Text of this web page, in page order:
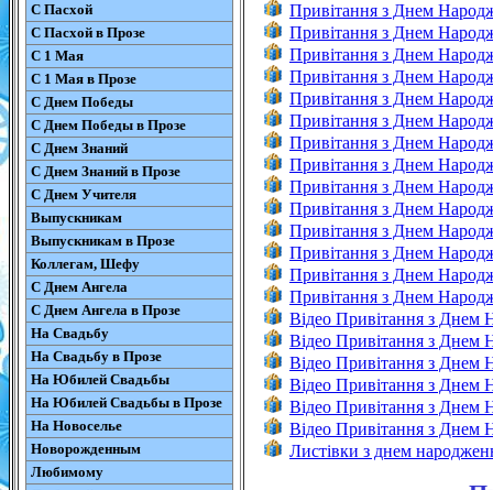
С Пасхой
С Пасхой в Прозе
С 1 Мая
С 1 Мая в Прозе
С Днем Победы
С Днем Победы в Прозе
С Днем Знаний
С Днем Знаний в Прозе
С Днем Учителя
Выпускникам
Выпускникам в Прозе
Коллегам, Шефу
С Днем Ангела
С Днем Ангела в Прозе
На Свадьбу
На Свадьбу в Прозе
На Юбилей Свадьбы
На Юбилей Свадьбы в Прозе
На Новоселье
Новорожденным
Любимому
Привітання з Днем
Привітання з Днем
Привітання з Днем
Привітання з Днем
Привітання з Днем
Привітання з Днем
Привітання з Днем
Привітання з Днем
Привітання з Днем
Привітання з Днем
Привітання з Днем
Привітання з Днем
Привітання з Днем
Привітання з Днем
Відео Привітання з Днем
Відео Привітання з Днем
Відео Привітання з Днем
Відео Привітання з Днем
Відео Привітання з Днем
Відео Привітання з Днем
Листівки з днем